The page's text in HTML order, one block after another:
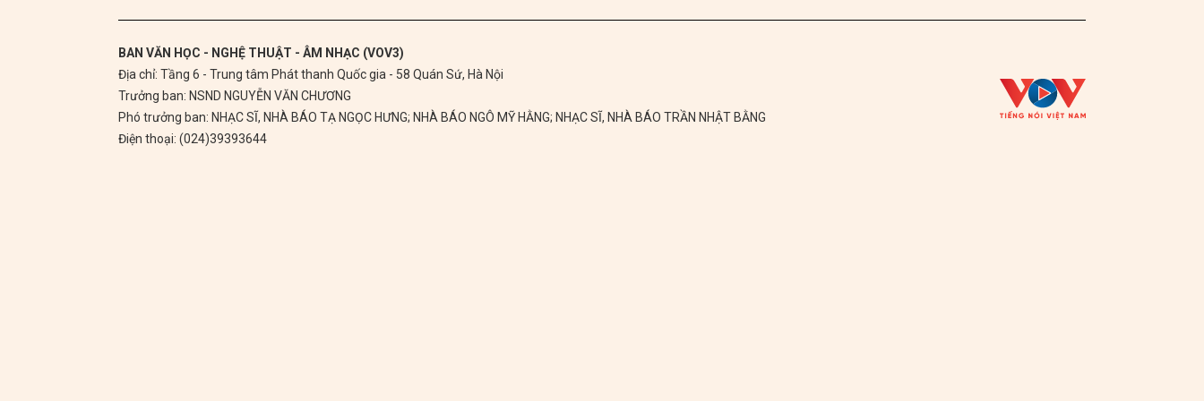
BAN VĂN HỌC - NGHỆ THUẬT - ÂM NHẠC (VOV3)
Địa chỉ: Tầng 6 - Trung tâm Phát thanh Quốc gia - 58 Quán Sứ, Hà Nội
Trưởng ban: NSND NGUYỄN VĂN CHƯƠNG
Phó trưởng ban: NHẠC SĨ, NHÀ BÁO TẠ NGỌC HƯNG; NHÀ BÁO NGÔ MỸ HẰNG; NHẠC SĨ, NHÀ BÁO TRẦN NHẬT BẰNG
Điện thoại: (024)39393644